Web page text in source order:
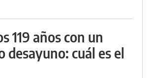
119 años con un
desayuno: cuál es el